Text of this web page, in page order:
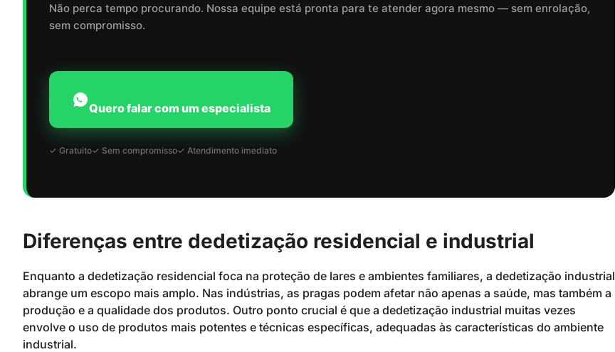
Não perca tempo procurando. Nossa equipe está pronta para te atender agora mesmo — sem enrolação,
sem compromisso.
Quero falar com um especialista
✓ Gratuito✓ Sem compromisso✓ Atendimento imediato
Diferenças entre dedetização residencial e industrial
Enquanto a dedetização residencial foca na proteção de lares e ambientes familiares, a dedetização industrial
abrange um escopo mais amplo. Nas indústrias, as pragas podem afetar não apenas a saúde, mas também a
produção e a qualidade dos produtos. Outro ponto crucial é que a dedetização industrial muitas vezes
envolve o uso de produtos mais potentes e técnicas específicas, adequadas às características do ambiente
industrial.